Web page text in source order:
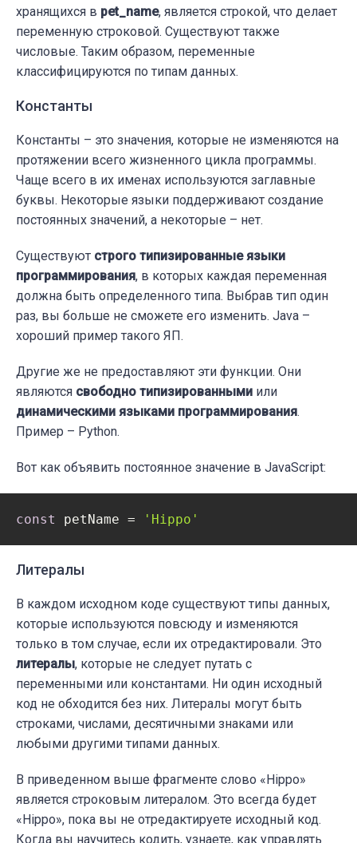
хранящихся в pet_name, является строкой, что делает
переменную строковой. Существуют также
числовые. Таким образом, переменные
классифицируются по типам данных.
Константы
Константы – это значения, которые не изменяются на
протяжении всего жизненного цикла программы.
Чаще всего в их именах используются заглавные
буквы. Некоторые языки поддерживают создание
постоянных значений, а некоторые – нет.
Существуют строго типизированные языки
программирования, в которых каждая переменная
должна быть определенного типа. Выбрав тип один
раз, вы больше не сможете его изменить. Java –
хороший пример такого ЯП.
Другие же не предоставляют эти функции. Они
являются свободно типизированными или
динамическими языками программирования.
Пример – Python.
Вот как объявить постоянное значение в JavaScript:
const petName = 'Hippo'
Литералы
В каждом исходном коде существуют типы данных,
которые используются повсюду и изменяются
только в том случае, если их отредактировали. Это
литералы, которые не следует путать с
переменными или константами. Ни один исходный
код не обходится без них. Литералы могут быть
строками, числами, десятичными знаками или
любыми другими типами данных.
В приведенном выше фрагменте слово «Hippo»
является строковым литералом. Это всегда будет
«Hippo», пока вы не отредактируете исходный код.
Когда вы научитесь кодить, узнаете, как управлять